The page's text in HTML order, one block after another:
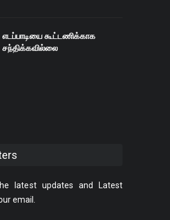
எடப்பாடியை கூட்டணிக்காக
சந்திக்கவில்லை
latest updates and Latest
email.